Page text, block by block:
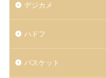
デジカメ
ハドフ
バスケット